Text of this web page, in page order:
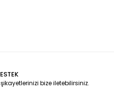
bize iletebilirsiniz.